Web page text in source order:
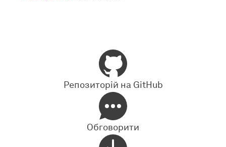
Репозиторій на GitHub
Обговорити